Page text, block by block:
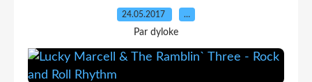
24.05.2017 …
Par dyloke